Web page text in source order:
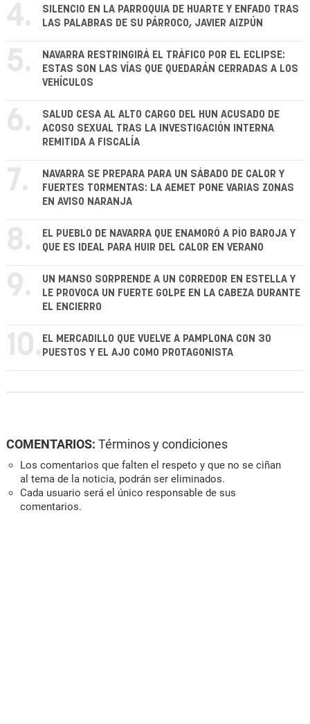
4.
SILENCIO EN LA PARROQUIA DE HUARTE Y ENFADO TRAS
LAS PALABRAS DE SU PÁRROCO, JAVIER AIZPÚN
5.
NAVARRA RESTRINGIRÁ EL TRÁFICO POR EL ECLIPSE:
ESTAS SON LAS VÍAS QUE QUEDARÁN CERRADAS A LOS
VEHÍCULOS
6.
SALUD CESA AL ALTO CARGO DEL HUN ACUSADO DE
ACOSO SEXUAL TRAS LA INVESTIGACIÓN INTERNA
REMITIDA A FISCALÍA
7.
NAVARRA SE PREPARA PARA UN SÁBADO DE CALOR Y
FUERTES TORMENTAS: LA AEMET PONE VARIAS ZONAS
EN AVISO NARANJA
8.
EL PUEBLO DE NAVARRA QUE ENAMORÓ A PÍO BAROJA Y
QUE ES IDEAL PARA HUIR DEL CALOR EN VERANO
9.
UN MANSO SORPRENDE A UN CORREDOR EN ESTELLA Y
LE PROVOCA UN FUERTE GOLPE EN LA CABEZA DURANTE
EL ENCIERRO
10. EL MERCADILLO QUE VUELVE A PAMPLONA CON 30
PUESTOS Y EL AJO COMO PROTAGONISTA
COMENTARIOS: Términos y condiciones
Los comentarios que falten el respeto y que no se ciñan
al tema de la noticia, podrán ser eliminados.
Cada usuario será el único responsable de sus
comentarios.